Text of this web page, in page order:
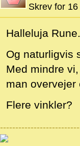
Skrev for
Halleluja
Og naturligvis
Med mindre
man overvejer
Flere vinkler?